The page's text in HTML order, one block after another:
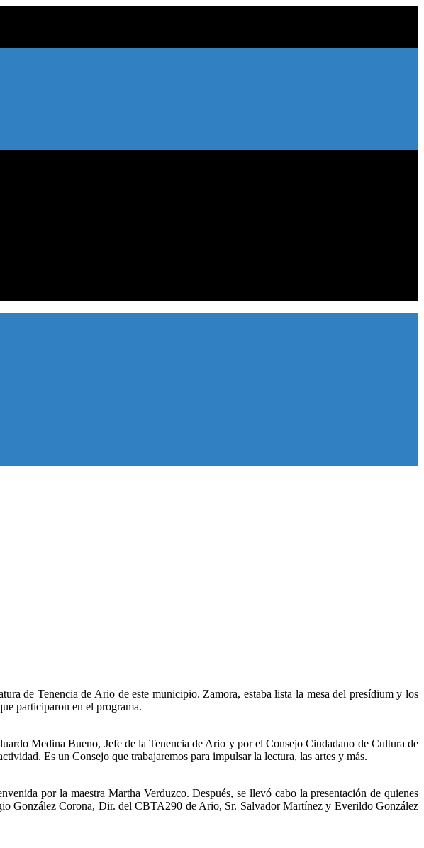
de Tenencia de Ario de este municipio. Zamora, estaba lista la mesa del presídium y los
participaron en el programa.
Medina Bueno, Jefe de la Tenencia de Ario y por el Consejo Ciudadano de Cultura de
Es un Consejo que trabajaremos para impulsar la lectura, las artes y más.
por la maestra Martha Verduzco. Después, se llevó cabo la presentación de quienes
González Corona, Dir. del CBTA290 de Ario, Sr. Salvador Martínez y Everildo González